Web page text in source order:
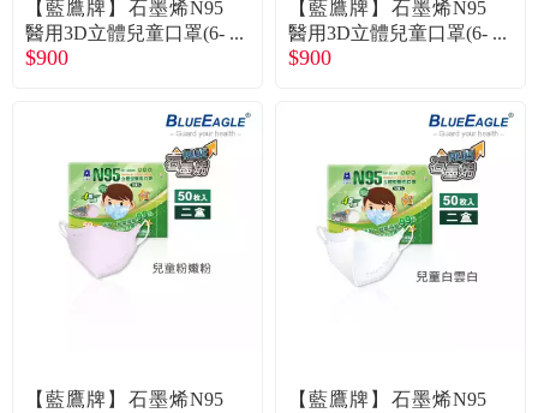
【藍鷹牌】石墨烯N95
醫用3D立體兒童口罩(6-
10歲)-粉熊(50片x2盒)
$900
【藍鷹牌】石墨烯N95
醫用3D立體兒童口罩(6-
10歲)-藍天藍(50片x2盒)
$900
【藍鷹牌】石墨烯N95
【藍鷹牌】石墨烯N95